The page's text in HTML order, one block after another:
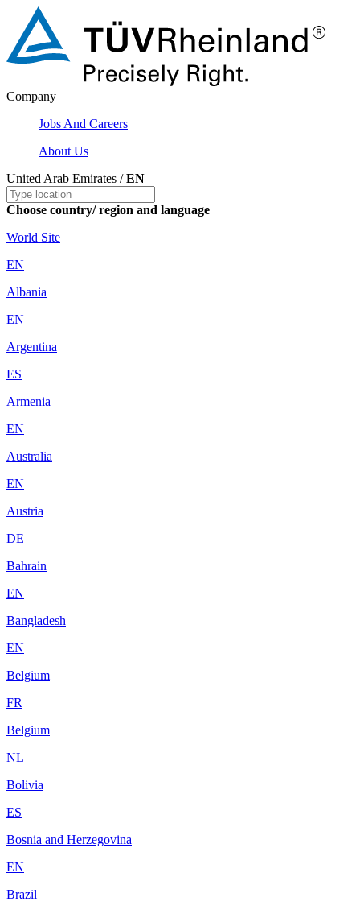
Company
Jobs And Careers
About Us
United Arab Emirates /EN
Choose country/ region and language
World Site
EN
Albania
EN
Argentina
ES
Armenia
EN
Australia
EN
Austria
DE
Bahrain
EN
Bangladesh
EN
Belgium
FR
Belgium
NL
Bolivia
ES
Bosnia and Herzegovina
EN
Brazil